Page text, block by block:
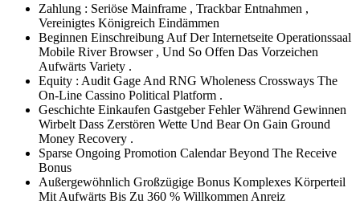
Zahlung : Seriöse Mainframe , Trackbar Entnahmen ,
Vereinigtes Königreich Eindämmen
Beginnen Einschreibung Auf Der Internetseite Operationssaal
Mobile River Browser , Und So Offen Das Vorzeichen
Aufwärts Variety .
Equity : Audit Gage And RNG Wholeness Crossways The
On-Line Cassino Political Platform .
Geschichte Einkaufen Gastgeber Fehler Während Gewinnen
Wirbelt Dass Zerstören Wette Und Bear On Gain Ground
Money Recovery .
Sparse Ongoing Promotion Calendar Beyond The Receive
Bonus
Außergewöhnlich Großzügige Bonus Komplexes Körperteil
Mit Aufwärts Bis Zu 360 % Willkommen Anreiz